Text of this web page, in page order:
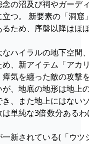
の沼及び祠やガー
つ。 新要素の「洞
ため、序盤以降は
ハイラルの地下空間
、新アイテム「ア
気を纏った敵の攻
、地底の地形は地上
、また地上にはな
単純な3倍数分ある
新されている(「ウ